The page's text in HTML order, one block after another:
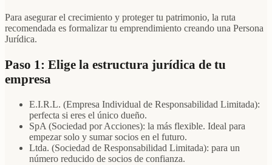
Para asegurar el crecimiento y proteger tu patrimonio, la ruta
recomendada es formalizar tu emprendimiento creando una Persona
Jurídica.
Paso 1: Elige la estructura jurídica de tu
empresa
E.I.R.L. (Empresa Individual de Responsabilidad Limitada):
perfecta si eres el único dueño.
SpA (Sociedad por Acciones): la más flexible. Ideal para
empezar solo y sumar socios en el futuro.
Ltda. (Sociedad de Responsabilidad Limitada): para un
número reducido de socios de confianza.